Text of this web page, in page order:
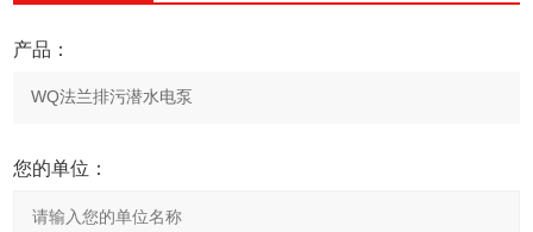
产品：
您的单位：